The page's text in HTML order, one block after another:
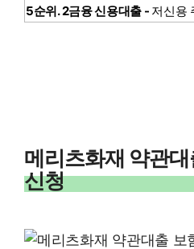
5순위. 2금융 신용대출 - 저신용
메리츠화재 약관
신청